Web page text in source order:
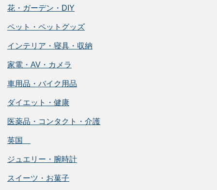
花・ガーデン・DIY
ペット・ペットグッズ
インテリア・寝具・収納
家電・AV・カメラ
車用品・バイク用品
ダイエット・健康
医薬品・コンタクト・介護
英国
ジュエリー・腕時計
スイーツ・お菓子